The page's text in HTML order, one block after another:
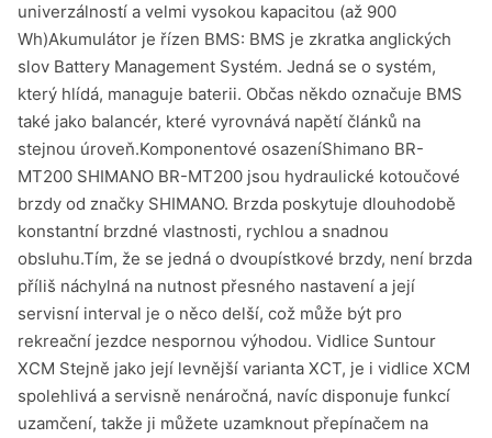
univerzálností a velmi vysokou kapacitou (až 900
Wh)Akumulátor je řízen BMS: BMS je zkratka anglických
slov Battery Management Systém. Jedná se o systém,
který hlídá, managuje baterii. Občas někdo označuje BMS
také jako balancér, které vyrovnává napětí článků na
stejnou úroveň.Komponentové osazeníShimano BR-
MT200 SHIMANO BR-MT200 jsou hydraulické kotoučové
brzdy od značky SHIMANO. Brzda poskytuje dlouhodobě
konstantní brzdné vlastnosti, rychlou a snadnou
obsluhu.Tím, že se jedná o dvoupístkové brzdy, není brzda
příliš náchylná na nutnost přesného nastavení a její
servisní interval je o něco delší, což může být pro
rekreační jezdce nespornou výhodou. Vidlice Suntour
XCM Stejně jako její levnější varianta XCT, je i vidlice XCM
spolehlivá a servisně nenáročná, navíc disponuje funkcí
uzamčení, takže ji můžete uzamknout přepínačem na